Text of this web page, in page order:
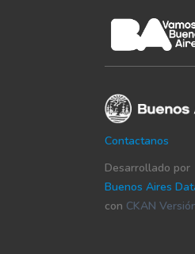
Contactanos
Desarrollado por
Buenos Aires
con CKAN